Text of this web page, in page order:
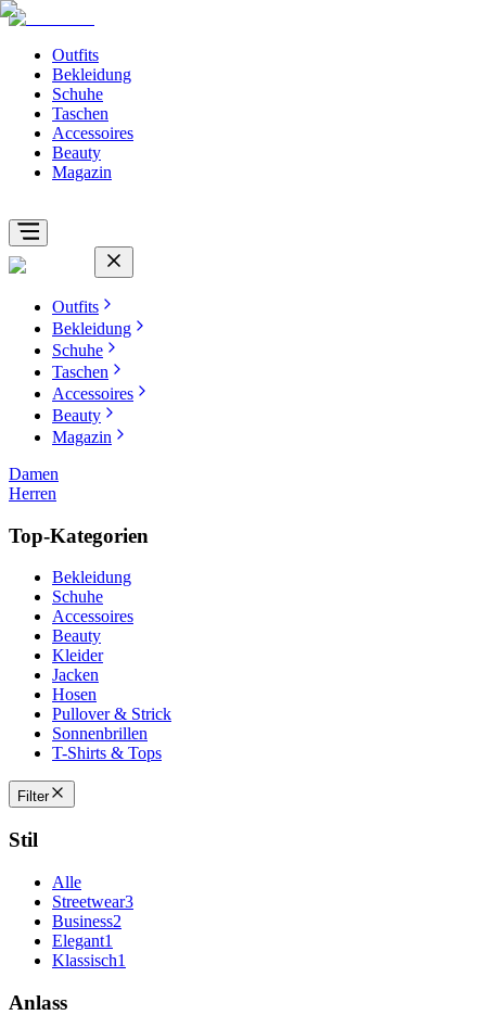
Outfits
Bekleidung
Schuhe
Taschen
Accessoires
Beauty
Magazin
Outfits
Bekleidung
Schuhe
Taschen
Accessoires
Beauty
Magazin
Damen
Herren
Top-Kategorien
Bekleidung
Schuhe
Accessoires
Beauty
Kleider
Jacken
Hosen
Pullover & Strick
Sonnenbrillen
T-Shirts & Tops
Filter
Stil
Alle
Streetwear3
Business2
Elegant1
Klassisch1
Anlass